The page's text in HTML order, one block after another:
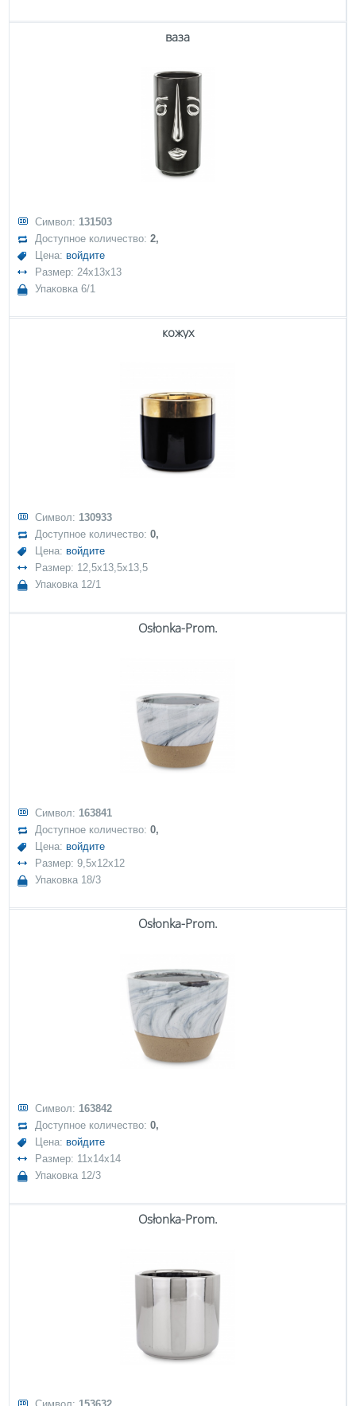
ваза
Символ: 131503
Доступное количество:2,
Цена: войдите
Размер: 24x13x13
Упаковка 6/1
кожух
Символ: 130933
Доступное количество:0,
Цена: войдите
Размер: 12,5x13,5x13,5
Упаковка 12/1
Osłonka-Prom.
Символ: 163841
Доступное количество:0,
Цена: войдите
Размер: 9,5x12x12
Упаковка 18/3
Osłonka-Prom.
Символ: 163842
Доступное количество:0,
Цена: войдите
Размер: 11x14x14
Упаковка 12/3
Osłonka-Prom.